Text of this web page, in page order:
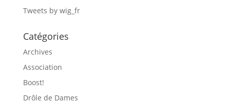
Tweets by wig_fr
Catégories
Archives
Association
Boost!
Drôle de Dames